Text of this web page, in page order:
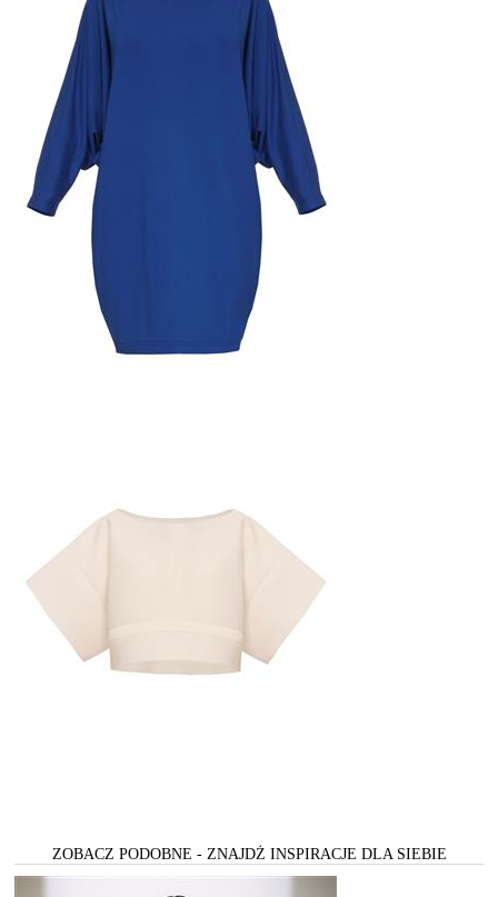
ZOBACZ PODOBNE - ZNAJDŻ INSPIRACJE DLA SIEBIE